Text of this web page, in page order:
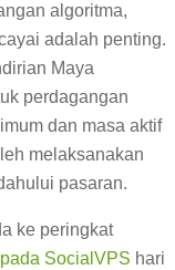
algoritma,
adalah penting.
Maya
perdagangan
dan masa aktif
melaksanakan
pasaran.
ke peringkat
SocialVPS hari